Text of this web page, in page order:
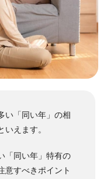
い「同い年」の相
えます。
「同い年」特有の
意すべきポイント